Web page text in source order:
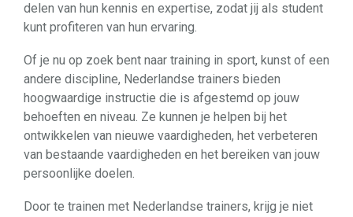
delen van hun kennis en expertise, zodat jij als student
kunt profiteren van hun ervaring.
Of je nu op zoek bent naar training in sport, kunst of een
andere discipline, Nederlandse trainers bieden
hoogwaardige instructie die is afgestemd op jouw
behoeften en niveau. Ze kunnen je helpen bij het
ontwikkelen van nieuwe vaardigheden, het verbeteren
van bestaande vaardigheden en het bereiken van jouw
persoonlijke doelen.
Door te trainen met Nederlandse trainers, krijg je niet